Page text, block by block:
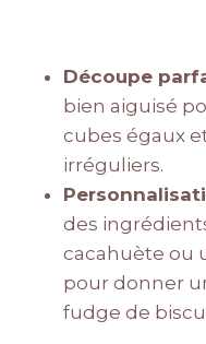
Découpe
bien aiguisé
cubes égaux
irréguliers.
des
cacahuète ou
pour donner
fudge de